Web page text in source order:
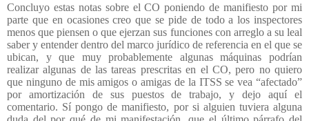
Concluyo estas notas sobre el CO poniendo de manifiesto por mi
parte que en ocasiones creo que se pide de todo a los inspectores
menos que piensen o que ejerzan sus funciones con arreglo a su leal
saber y entender dentro del marco jurídico de referencia en el que se
ubican, y que muy probablemente algunas máquinas podrían
realizar algunas de las tareas prescritas en el CO, pero no quiero
que ninguno de mis amigos o amigas de la ITSS se vea “afectado”
por amortización de sus puestos de trabajo, y dejo aquí el
comentario. Sí pongo de manifiesto, por si alguien tuviera alguna